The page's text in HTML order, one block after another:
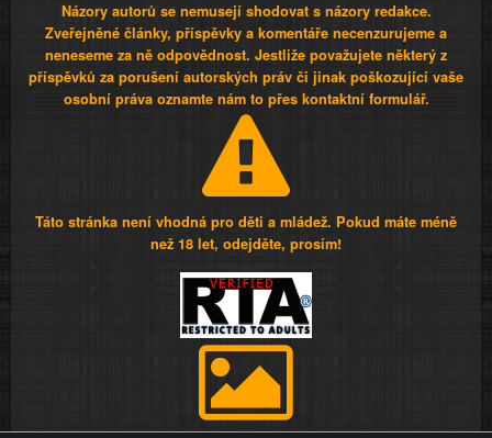
Názory autorů se nemusejí shodovat s názory redakce.
Zveřejněné články, příspěvky a komentáře necenzurujeme a
neneseme za ně odpovědnost. Jestliže považujete některý z
příspěvků za porušení autorských práv či jinak poškozující vaše
osobní práva oznamte nám to přes kontaktní formulář.
Táto stránka není vhodná pro děti a mládež. Pokud máte méně
než 18 let, odejděte, prosím!